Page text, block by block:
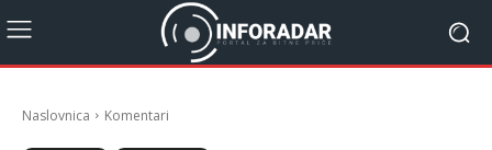
Naslovnica Komentari